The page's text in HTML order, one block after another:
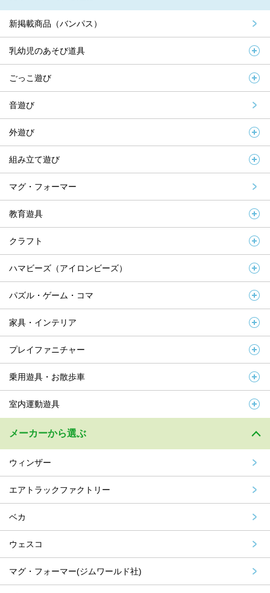
新掲載商品（バンパス）
乳幼児のあそび道具
ごっこ遊び
音遊び
外遊び
組み立て遊び
マグ・フォーマー
教育遊具
クラフト
ハマビーズ（アイロンビーズ）
パズル・ゲーム・コマ
家具・インテリア
プレイファニチャー
乗用遊具・お散歩車
室内運動遊具
メーカーから選ぶ
ウィンザー
エアトラックファクトリー
ベカ
ウェスコ
マグ・フォーマー(ジムワールド社)